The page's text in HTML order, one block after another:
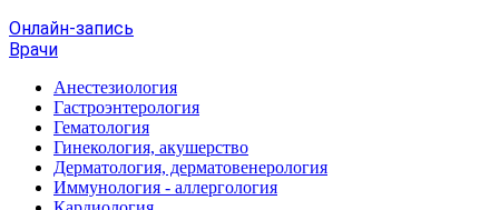
Онлайн-запись
Врачи
Анестезиология
Гастроэнтерология
Гематология
Гинекология, акушерство
Дерматология, дерматовенерология
Иммунология - аллергология